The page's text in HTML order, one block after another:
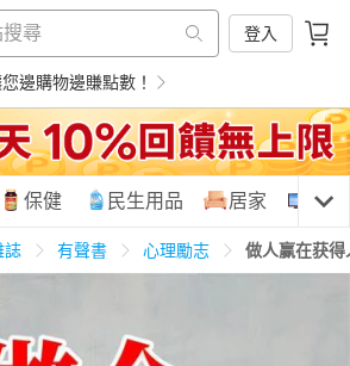
登入
邊購物邊賺點數！
保健 民生用品 居家 3C
誌 有聲書 心理勵志 做人赢在获